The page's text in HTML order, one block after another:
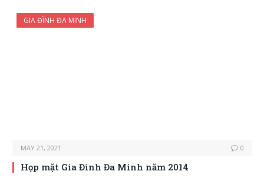
GIA ĐÌNH ĐA MINH
MAY 21, 2021 0
Họp mặt Gia Đình Đa Minh năm 2014